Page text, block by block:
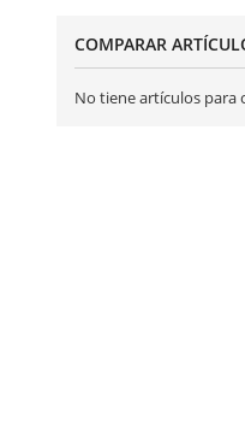
COMPARAR
No tiene artículos para